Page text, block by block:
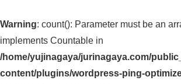
Warning: count(): Parameter must be an
implements Countable in
/home/yujinagaya/jurinagaya.com/
content/plugins/wordpress-ping-